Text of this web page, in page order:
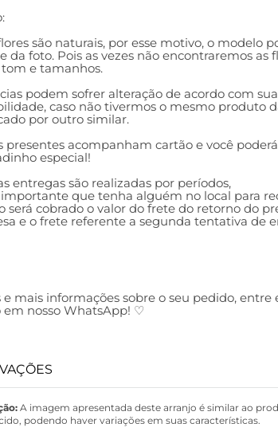
são naturais, por esse motivo, o modelo
da foto. Pois as vezes não encontraremos as
e tamanhos.
podem sofrer alteração de acordo com sua
caso não tivermos o mesmo produto
por outro similar.
presentes acompanham cartão e você
especial!
entregas são realizadas por períodos,
que tenha alguém no local para
será cobrado o valor do frete do retorno do
e o frete referente a segunda tentativa de
e mais informações sobre o seu pedido,
em nosso WhatsApp! ♡
A imagem apresentada deste arranjo é similar ao
podendo haver variações em suas características.